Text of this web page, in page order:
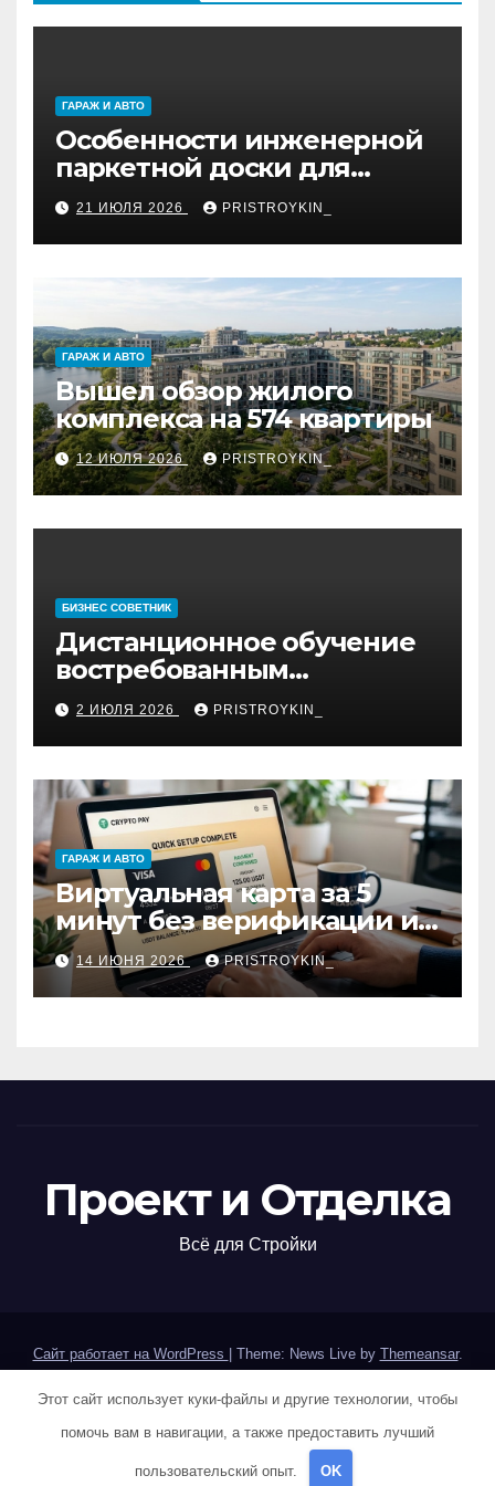
ГАРАЖ И АВТО
Особенности инженерной
паркетной доски для
укладки французской
ёлкой
21 ИЮЛЯ 2026 PRISTROYKIN_
ГАРАЖ И АВТО
Вышел обзор жилого
комплекса на 574 квартиры
12 ИЮЛЯ 2026 PRISTROYKIN_
БИЗНЕС СОВЕТНИК
Дистанционное обучение
востребованным
профессиям
2 ИЮЛЯ 2026 PRISTROYKIN_
ГАРАЖ И АВТО
Виртуальная карта за 5
минут без верификации и
участия банков с
пополнением в USDT:
обзор вариантов
14 ИЮНЯ 2026 PRISTROYKIN_
Проект и Отделка
Всё для Стройки
Сайт работает на WordPress Theme: News Live by Themeansar.
Home Sample Page Авторам и правообладателям
Политика конфиденциальности
Этот сайт использует куки-файлы и другие технологии, чтобы
помочь вам в навигации, а также предоставить лучший
пользовательский опыт. OK